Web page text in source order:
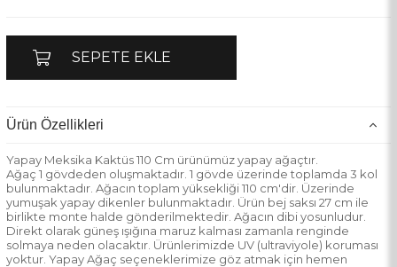
Ürün Özellikleri
Yapay Meksika Kaktüs 110 Cm ürünümüz yapay ağaçtır.
Ağaç 1 gövdeden oluşmaktadır. 1 gövde üzerinde toplamda 3 kol
bulunmaktadır. Ağacın toplam yüksekliği 110 cm'dir. Üzerinde
yumuşak yapay dikenler bulunmaktadır. Ürün bej saksı 27 cm ile
birlikte monte halde gönderilmektedir. Ağacın dibi yosunludur.
Direkt olarak güneş ışığına maruz kalması zamanla renginde
solmaya neden olacaktır. Ürünlerimizde UV (ultraviyole) koruması
yoktur. Yapay Ağaç seçeneklerimize göz atmak için hemen